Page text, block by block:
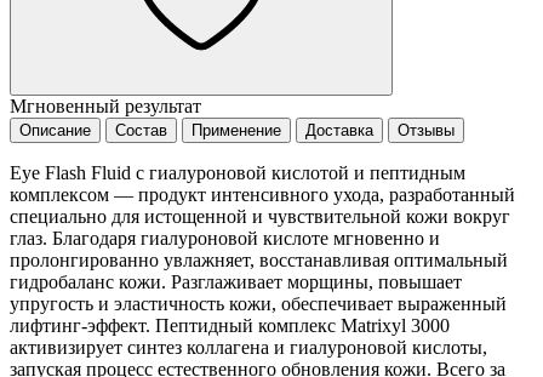
Мгновенный результат
Описание Состав Применение Доставка Отзывы
Eye Flash Fluid с гиалуроновой кислотой и пептидным
комплексом — продукт интенсивного ухода, разработанный
специально для истощенной и чувствительной кожи вокруг
глаз. Благодаря гиалуроновой кислоте мгновенно и
пролонгированно увлажняет, восстанавливая оптимальный
гидробаланс кожи. Разглаживает морщины, повышает
упругость и эластичность кожи, обеспечивает выраженный
лифтинг-эффект. Пептидный комплекс Matrixyl 3000
активизирует синтез коллагена и гиалуроновой кислоты,
запуская процесс естественного обновления кожи. Всего за